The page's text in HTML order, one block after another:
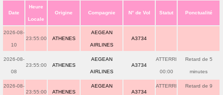
Date
Heure
Locale
Origine Compagnie N° de Vol Statut Ponctualité
2026-08-
10
23:55:00 ATHENES
AEGEAN
AIRLINES
A3734
2026-08-
08
23:55:00 ATHENES
AEGEAN
AIRLINES
A3734
ATTERRI
00:00
Retard de 5
minutes
2026-08-
23:55:00 ATHENES
AEGEAN
A3734
ATTERRI Retard de 9